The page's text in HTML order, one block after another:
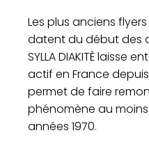
Les plus anciens
datent du début des
SYLLA DIAKITÈ laisse
actif en France
permet de faire
phénomène au
années 1970.